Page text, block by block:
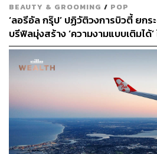
BEAUTY & GROOMING / POP
‘ลอรีอัล กรุ๊ป’ ปฏิวัติวงการบิวตี้ ยก
บรีฟิลมุ่งสร้าง ‘ความงามแบบเติมได้
[Advertorial]